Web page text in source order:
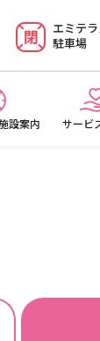
エミテ
駐車場
設案内 サービ